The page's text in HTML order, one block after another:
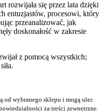
rozwijała się przez lata dzięki
entuzjastów, procesowi, który
przeanalizować, jak
doskonałość w zakresie
z pomocą wszystkich;
od wybranego sklepu i mogą ulec
za treści zewnętrzne.